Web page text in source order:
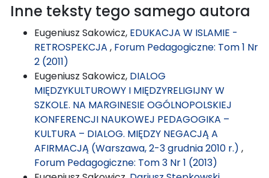
Inne teksty tego samego autora
Eugeniusz Sakowicz, EDUKACJA W ISLAMIE -
RETROSPEKCJA , Forum Pedagogiczne: Tom 1 Nr
2 (2011)
Eugeniusz Sakowicz, DIALOG
MIĘDZYKULTUROWY I MIĘDZYRELIGIJNY W
SZKOLE. NA MARGINESIE OGÓLNOPOLSKIEJ
KONFERENCJI NAUKOWEJ PEDAGOGIKA –
KULTURA – DIALOG. MIĘDZY NEGACJĄ A
AFIRMACJĄ (Warszawa, 2-3 grudnia 2010 r.) ,
Forum Pedagogiczne: Tom 3 Nr 1 (2013)